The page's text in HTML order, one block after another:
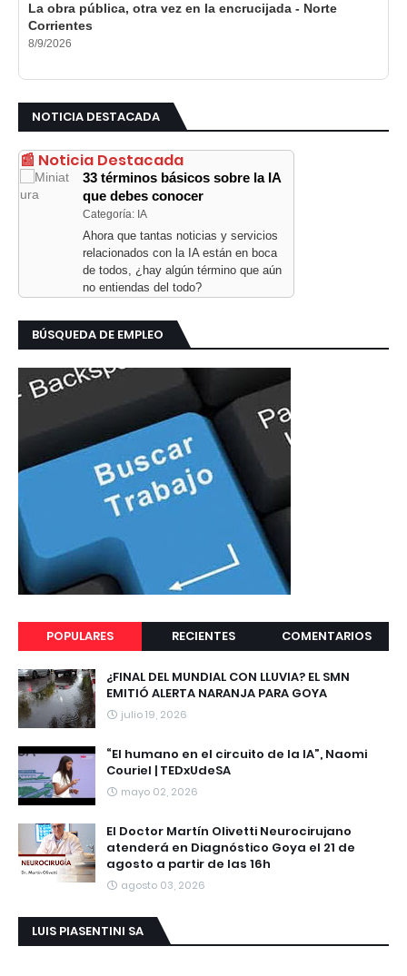
La obra pública, otra vez en la encrucijada - Norte
Corrientes
8/9/2026
NOTICIA DESTACADA
📰 Noticia Destacada
33 términos básicos sobre la IA
que debes conocer
Categoría: IA
Ahora que tantas noticias y servicios
relacionados con la IA están en boca
de todos, ¿hay algún término que aún
no entiendas del todo?
BÚSQUEDA DE EMPLEO
POPULARES RECIENTES COMENTARIOS
¿FINAL DEL MUNDIAL CON LLUVIA? EL SMN
EMITIÓ ALERTA NARANJA PARA GOYA
julio 19, 2026
“El humano en el circuito de la IA”, Naomi
Couriel | TEDxUdeSA
mayo 02, 2026
El Doctor Martín Olivetti Neurocirujano
atenderá en Diagnóstico Goya el 21 de
agosto a partir de las 16h
agosto 03, 2026
LUIS PIASENTINI SA